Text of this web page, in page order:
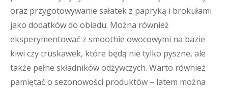
oraz przygotowywanie sałatek z papryką i brokułami
jako dodatków do obiadu. Można również
eksperymentować z smoothie owocowymi na bazie
kiwi czy truskawek, które będą nie tylko pyszne, ale
także pełne składników odżywczych. Warto również
pamiętać o sezonowości produktów – latem można